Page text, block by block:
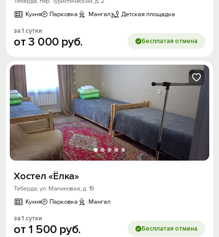
Кухня
Парковка Мангал Детская площадка
за 1 сутки
от3 000 руб. Бесплатая отмена
Хостел «Ёлка»
Теберда, ул. Малиновая, д. 19
Кухня
Парковка Мангал
за 1 сутки
от 1 500 руб. Бесплатая отмена